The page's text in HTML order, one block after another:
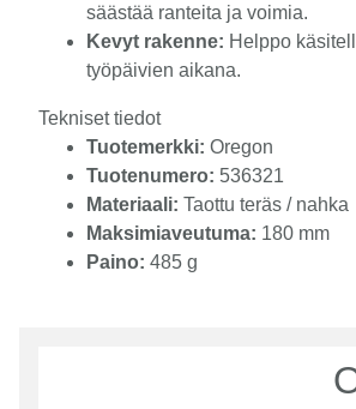
säästää ranteita ja voimia.
Kevyt rakenne: Helppo
työpäivien aikana.
Tekniset tiedot
Tuotemerkki: Oregon
Tuotenumero: 536321
Materiaali: Taottu teräs / nahka
Maksimiaveutuma: 180 mm
Paino: 485 g